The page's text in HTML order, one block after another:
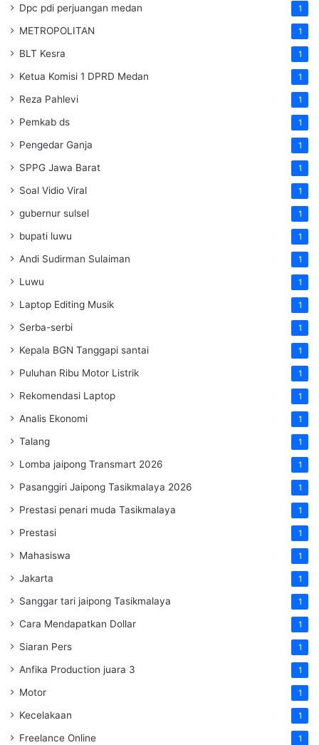
Dpc pdi perjuangan medan 1
METROPOLITAN 1
BLT Kesra 1
Ketua Komisi 1 DPRD Medan 1
Reza Pahlevi 1
Pemkab ds 1
Pengedar Ganja 1
SPPG Jawa Barat 1
Soal Vidio Viral 1
gubernur sulsel 1
bupati luwu 1
Andi Sudirman Sulaiman 1
Luwu 1
Laptop Editing Musik 1
Serba-serbi 1
Kepala BGN Tanggapi santai 1
Puluhan Ribu Motor Listrik 1
Rekomendasi Laptop 1
Analis Ekonomi 1
Talang 1
Lomba jaipong Transmart 2026 1
Pasanggiri Jaipong Tasikmalaya 2026 1
Prestasi penari muda Tasikmalaya 1
Prestasi 1
Mahasiswa 1
Jakarta 1
Sanggar tari jaipong Tasikmalaya 1
Cara Mendapatkan Dollar 1
Siaran Pers 1
Anfika Production juara 3 1
Motor 1
Kecelakaan 1
Freelance Online 1